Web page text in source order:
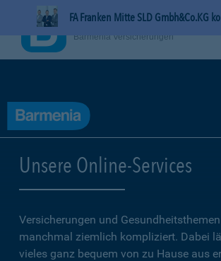
FA Franken Mitte SLD Gmbh&Co.KG
Unsere Online-Services
Versicherungen und
manchmal ziemlich kompliziert. Dabei
vieles ganz bequem von zu Hause aus
BarmeniaApp
Barmenia Versicherungen